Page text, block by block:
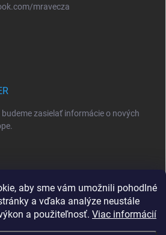
aby sme vám umožnili pohodlné
a vďaka analýze neustále
a použiteľnosť. Viac informácií
mravecza
zasielať informácie o nových
podmienkami ochrany osobných údajov